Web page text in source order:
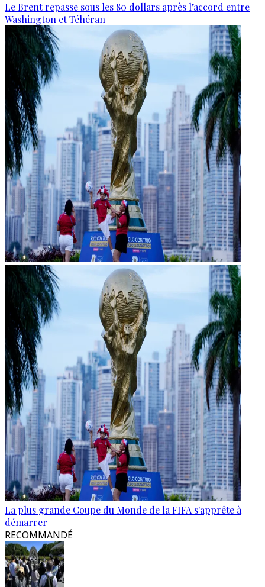
Le Brent repasse sous les 80 dollars après l’accord entre
Washington et Téhéran
La plus grande Coupe du Monde de la FIFA s'apprête à
démarrer
RECOMMANDÉ